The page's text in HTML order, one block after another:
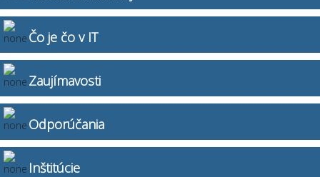
Čo je čo v IT
Zaujímavosti
Odporúčania
Inštitúcie